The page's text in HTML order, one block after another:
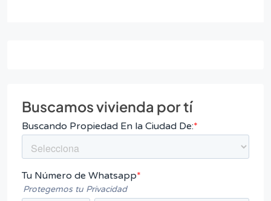
Buscamos vivienda por tí